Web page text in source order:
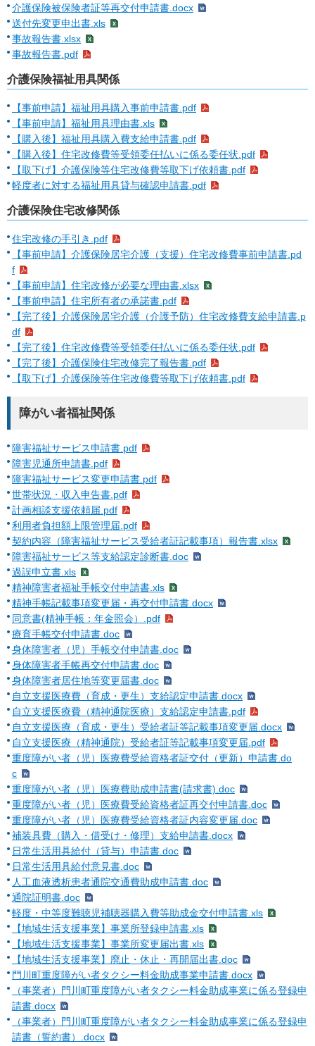
介護保険被保険者証等再交付申請書.docx
送付先変更申出書.xls
事故報告書.xlsx
事故報告書.pdf
介護保険福祉用具関係
【事前申請】福祉用具購入事前申請書.pdf
【事前申請】福祉用具理由書.xls
【購入後】福祉用具購入費支給申請書.pdf
【購入後】住宅改修費等受領委任払いに係る委任状.pdf
【取下げ】介護保険等住宅改修費等取下げ依頼書.pdf
軽度者に対する福祉用具貸与確認申請書.pdf
介護保険住宅改修関係
住宅改修の手引き.pdf
【事前申請】介護保険居宅介護（支援）住宅改修費事前申請書.pd
f
【事前申請】住宅改修が必要な理由書.xlsx
【事前申請】住宅所有者の承諾書.pdf
【完了後】介護保険居宅介護（介護予防）住宅改修費支給申請書.p
df
【完了後】住宅改修費等受領委任払いに係る委任状.pdf
【完了後】介護保険住宅改修完了報告書.pdf
【取下げ】介護保険等住宅改修費等取下げ依頼書.pdf
障がい者福祉関係
障害福祉サービス申請書.pdf
障害児通所申請書.pdf
障害福祉サービス変更申請書.pdf
世帯状況・収入申告書.pdf
計画相談支援依頼届.pdf
利用者負担額上限管理届.pdf
契約内容（障害福祉サービス受給者証記載事項）報告書.xlsx
障害福祉サービス等支給認定診断書.doc
過誤申立書.xls
精神障害者福祉手帳交付申請書.xls
精神手帳記載事項変更届・再交付申請書.docx
同意書(精神手帳：年金照会）.pdf
療育手帳交付申請書.doc
身体障害者（児）手帳交付申請書.doc
身体障害者手帳再交付申請書.doc
身体障害者居住地等変更届書.doc
自立支援医療費（育成・更生）支給認定申請書.docx
自立支援医療費（精神通院医療）支給認定申請書.pdf
自立支援医療（育成・更生）受給者証等記載事項変更届.docx
自立支援医療（精神通院）受給者証等記載事項変更届.pdf
重度障がい者（児）医療費受給資格者証交付（更新）申請書.do
c
重度障がい者（児）医療費助成申請書(請求書).doc
重度障がい者（児）医療費受給資格者証再交付申請書.doc
重度障がい者（児）医療費受給資格者証内容変更届.doc
補装具費（購入・借受け・修理）支給申請書.docx
日常生活用具給付（貸与）申請書.doc
日常生活用具給付意見書.doc
人工血液透析患者通院交通費助成申請書.doc
通院証明書.doc
軽度・中等度難聴児補聴器購入費等助成金交付申請書.xls
【地域生活支援事業】事業所登録申請書.xls
【地域生活支援事業】事業所変更届出書.xls
【地域生活支援事業】廃止・休止・再開届出書.doc
門川町重度障がい者タクシー料金助成事業申請書.docx
（事業者）門川町重度障がい者タクシー料金助成事業に係る登録申
請書.docx
（事業者）門川町重度障がい者タクシー料金助成事業に係る登録申
請書（誓約書）.docx